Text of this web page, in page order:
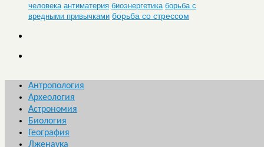
человека антиматерия биоэнергетика борьба с
вредными привычками борьба со стрессом
Антропология
Археология
Астрономия
Биология
География
Лженаука